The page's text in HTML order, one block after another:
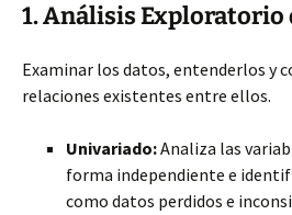
1. Análisis Exploratorio
Examinar los datos, entenderlos y
relaciones existentes entre ellos.
Univariado:Analiza las
forma independiente e
como datos perdidos e